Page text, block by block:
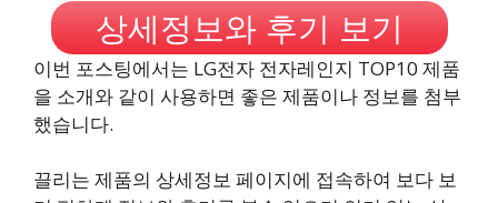
상세정보와 후기 보기
이번 포스팅에서는 LG전자 전자레인지 TOP10 제품
을 소개와 같이 사용하면 좋은 제품이나 정보를 첨부
했습니다.
끌리는 제품의 상세정보 페이지에 접속하여 보다 보